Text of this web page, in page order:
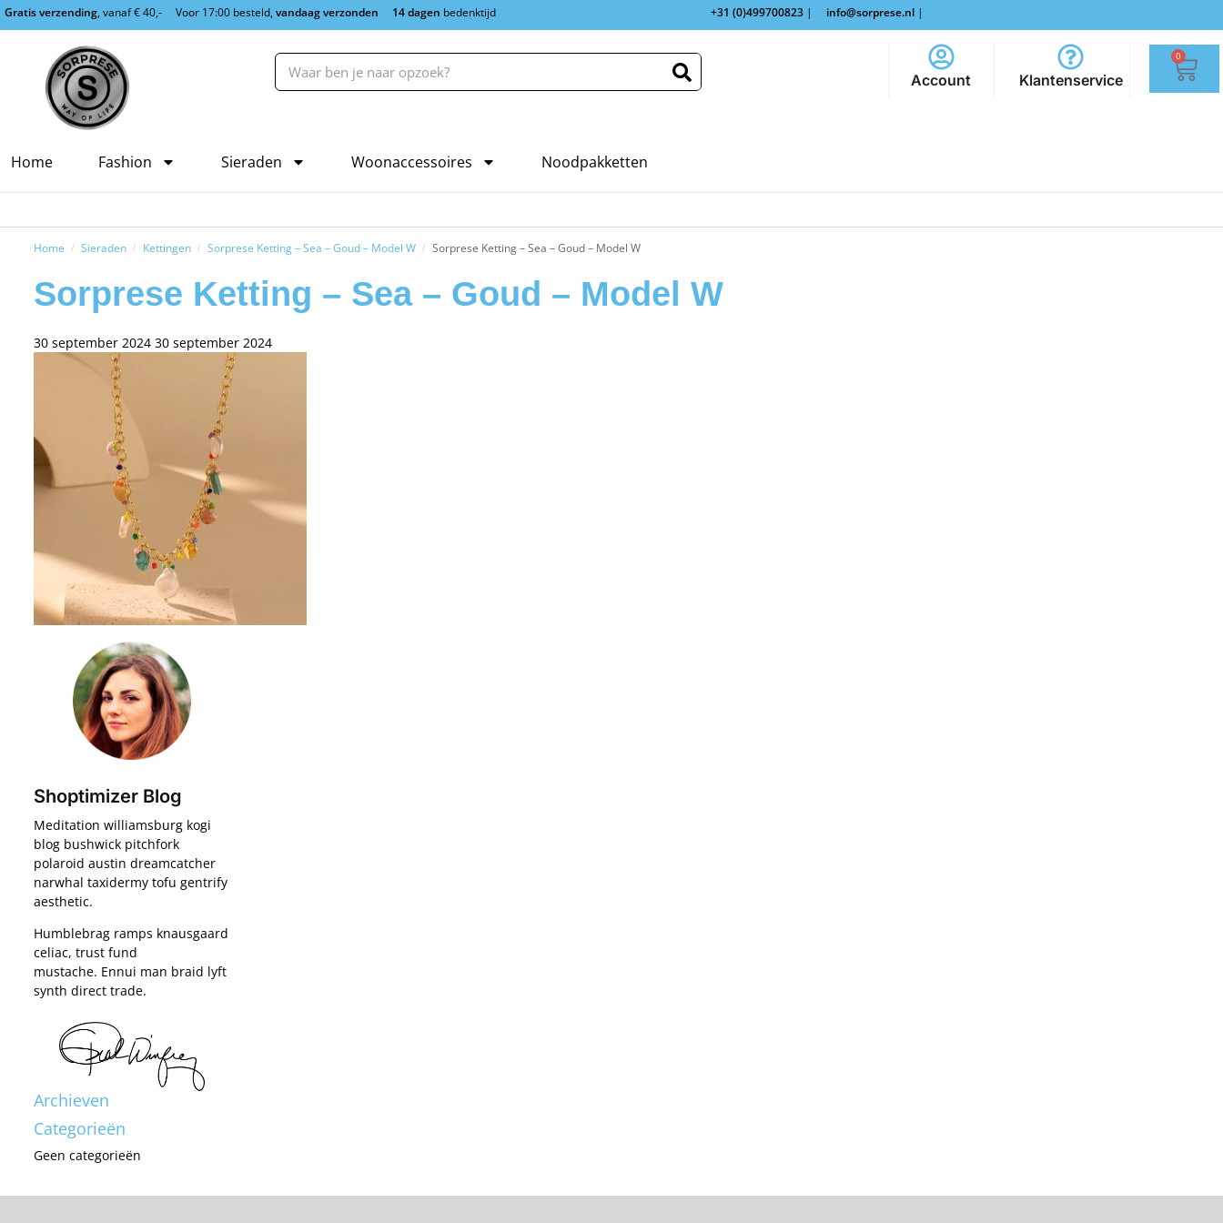
Gratis verzending, vanaf € 40,- Voor 17:00 besteld,vandaag verzonden 14 dagen bedenktijd +31 (0)499700823 | info@sorprese.nl |
Account Klantenservice
0
Home Fashion Sieraden Woonaccessoires Noodpakketten
Home / Sieraden / Kettingen / Sorprese Ketting – Sea – Goud – Model W / Sorprese Ketting – Sea – Goud – Model W
Sorprese Ketting – Sea – Goud – Model W
30 september 2024 30 september 2024
Shoptimizer Blog
Meditation williamsburg kogi
blog bushwick pitchfork
polaroid austin dreamcatcher
narwhal taxidermy tofu gentrify
aesthetic.
Humblebrag ramps knausgaard
celiac, trust fund
mustache. Ennui man braid lyft
synth direct trade.
Archieven
Categorieën
Geen categorieën